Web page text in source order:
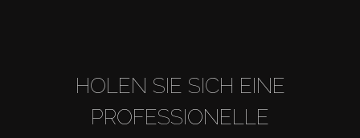
HOLEN SIE SICH EINE
PROFESSIONELLE